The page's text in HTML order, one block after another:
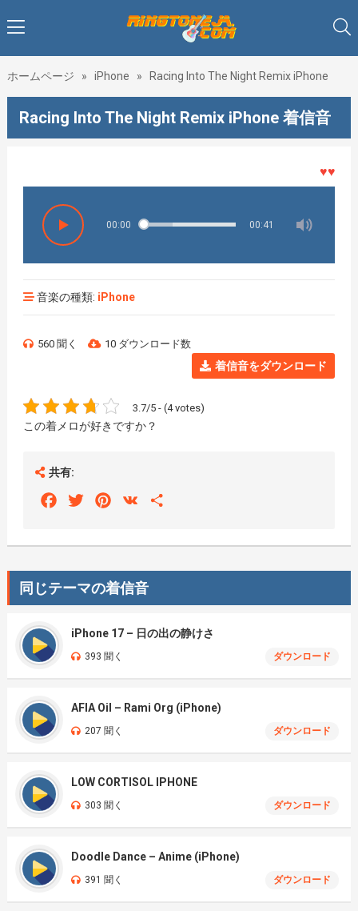
ホームページ » iPhone » Racing Into The Night Remix iPhone
Racing Into The Night Remix iPhone 着信音
♥♥♥着メ
00:00 00:41
音楽の種類: iPhone
560 聞く 10 ダウンロード数
着信音をダウンロード
3.7/5 - (4 votes)
この着メロが好きですか？
共有:
FacebookTwitterPinterest
VK
同じテーマの着信音
iPhone 17 – 日の出の静けさ
393 聞く ダウンロード
AFIA Oil – Rami Org (iPhone)
207 聞く ダウンロード
LOW CORTISOL IPHONE
303 聞く ダウンロード
Doodle Dance – Anime (iPhone)
391 聞く ダウンロード